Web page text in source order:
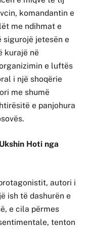
komandantin e
me ndihmat e
sigurojë jetesën e
kurajë në
e luftës
i një shoqërie
me shumë
e panjohura
Hoti nga
autori i
ish të dashurën e
e cila përmes
tenton